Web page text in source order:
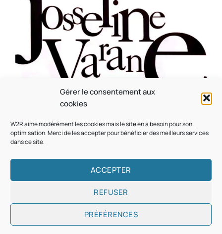
Gérer le consentement aux
cookies
W2R aime modérément les cookies mais le site en a besoin pour son
optimisation. Merci de les accepter pour bénéficier des meilleurs services
dans ce site.
ACCEPTER
REFUSER
PRÉFÉRENCES
MUSICALE
Souvenir : 1996
On05/03/2026byWebmaster2Risi
Copyright © 2026
Designed & Developed byThemeinWP Team